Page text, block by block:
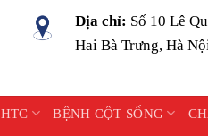
Địa chỉ: Số 10 Lê
Hai Bà Trưng, Hà
BỆNH CỘT SỐNG